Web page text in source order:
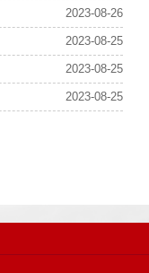
2023-08-26
2023-08-25
2023-08-25
2023-08-25